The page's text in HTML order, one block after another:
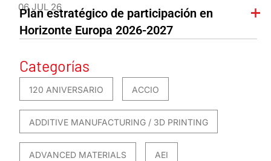
06 JUL 26
Plan estratégico de participación en
Horizonte Europa 2026-2027
Categorías
120 ANIVERSARIO ACCIO
ADDITIVE MANUFACTURING / 3D PRINTING
ADVANCED MATERIALS AEI